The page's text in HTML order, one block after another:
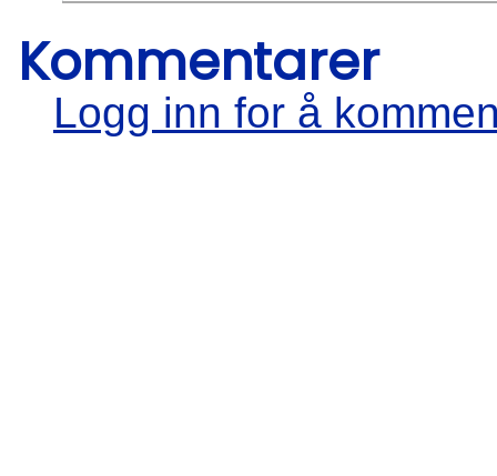
Kommentarer
Logg inn for å